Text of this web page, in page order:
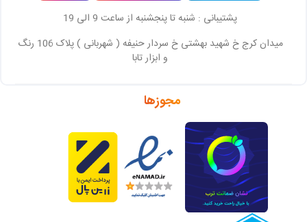
پشتیبانی : شنبه تا پنجشنبه از ساعت 9 الی 19
میدان کرج خ شهید بهشتی خ سردار حنیفه ( شهربانی ) پلاک 106 رنگ
و ابزار تابا
مجوزها